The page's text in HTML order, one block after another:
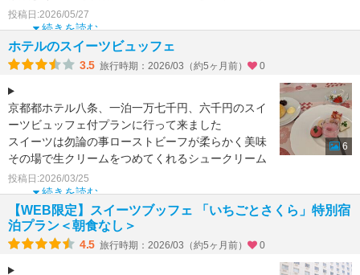
ダブ
続きを読む
投稿日:2026/05/27
ホテルのスイーツビュッフェ
3.5 旅行時期：2026/03（約5ヶ月前） 0
京都都ホテル八条、一泊一万七千円、六千円のスイ
ーツビュッフェ付プランに行って来ました
スイーツは勿論の事ローストビーフが柔らかく美味
その場で生クリームをつめてくれるシュークリーム
やダックワースがもち
続きを読む
投稿日:2026/03/25
6
【WEB限定】スイーツブッフェ 「いちごとさくら」特別宿
泊プラン＜朝食なし＞
4.5 旅行時期：2026/03（約5ヶ月前） 0